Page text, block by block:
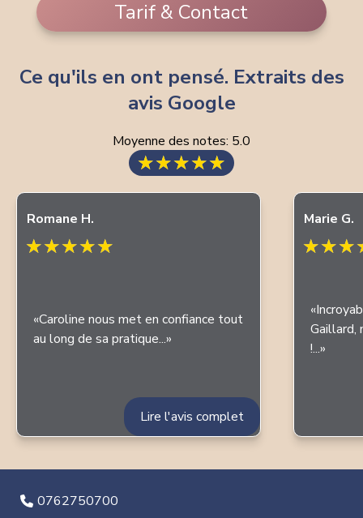
Tarif & Contact
Ce qu'ils en ont pensé. Extraits des
avis Google
Moyenne des notes: 5.0
★★★★★
Romane H.
★★★★★
Caroline nous met en confiance tout
au long de sa pratique...
Lire l'avis complet
Marie G.
★★★
Gaillard,
!...
0762750700